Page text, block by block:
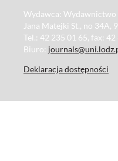
Wydawca:
Jana Matejki St., no 34A,
Tel.: 42 235 01 65, fax: 42
Biuro:
Deklaracja dostępności